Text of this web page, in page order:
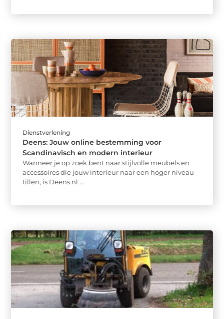
Dienstverlening
Deens: Jouw online bestemming voor
Scandinavisch en modern interieur
Wanneer je op zoek bent naar stijlvolle meubels en
accessoires die jouw interieur naar een hoger niveau
tillen, is Deens.nl ...